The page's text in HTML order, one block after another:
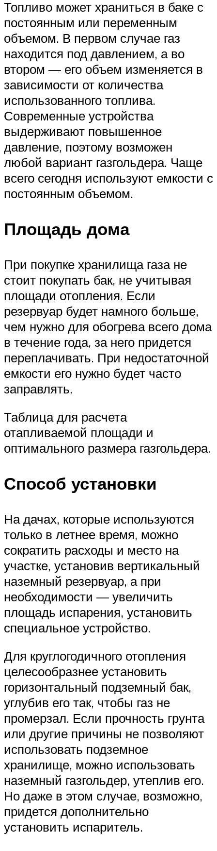
Топливо может храниться в баке с
постоянным или переменным
объемом. В первом случае газ
находится под давлением, а во
втором — его объем изменяется в
зависимости от количества
использованного топлива.
Современные устройства
выдерживают повышенное
давление, поэтому возможен
любой вариант газгольдера. Чаще
всего сегодня используют емкости с
постоянным объемом.
Площадь дома
При покупке хранилища газа не
стоит покупать бак, не учитывая
площади отопления. Если
резервуар будет намного больше,
чем нужно для обогрева всего дома
в течение года, за него придется
переплачивать. При недостаточной
емкости его нужно будет часто
заправлять.
Таблица для расчета
отапливаемой площади и
оптимального размера газгольдера.
Способ установки
На дачах, которые используются
только в летнее время, можно
сократить расходы и место на
участке, установив вертикальный
наземный резервуар, а при
необходимости — увеличить
площадь испарения, установить
специальное устройство.
Для круглогодичного отопления
целесообразнее установить
горизонтальный подземный бак,
углубив его так, чтобы газ не
промерзал. Если прочность грунта
или другие причины не позволяют
использовать подземное
хранилище, можно использовать
наземный газгольдер, утеплив его.
Но даже в этом случае, возможно,
придется дополнительно
установить испаритель.